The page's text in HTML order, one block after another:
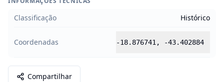
Classificação Histórico
Coordenadas -18.876741 , -43.402884
Compartilhar